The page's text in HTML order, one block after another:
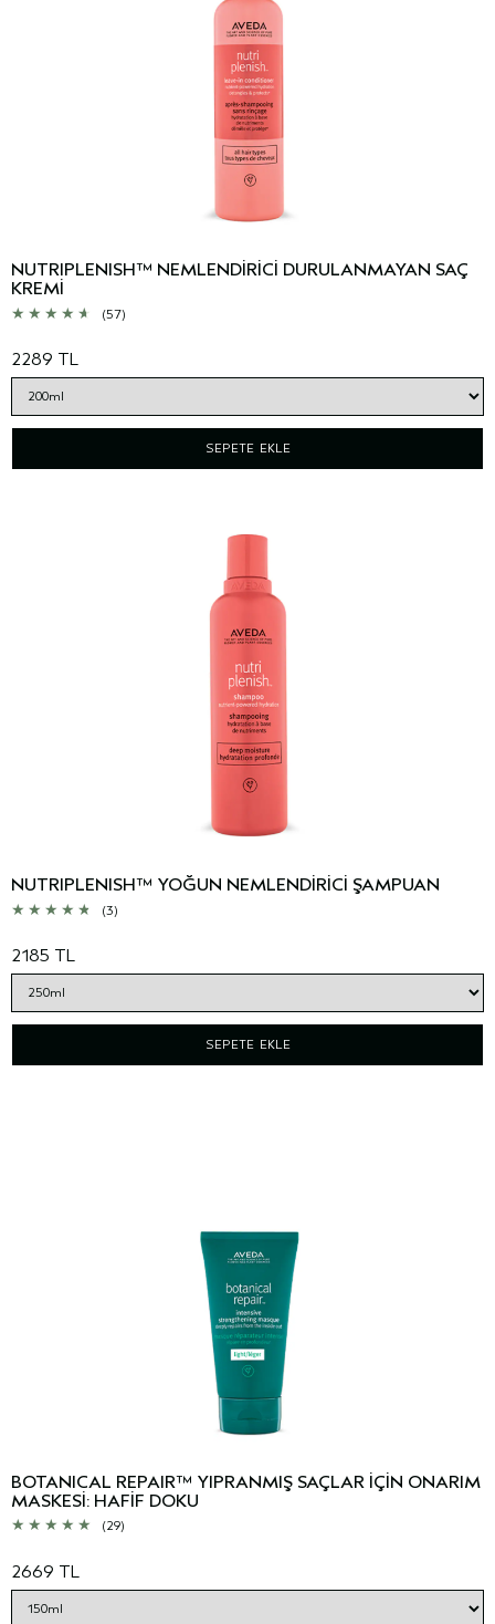
NUTRIPLENISH™ NEMLENDİRİCİ DURULANMAYAN SAÇ
KREMİ
(57)
2289 TL
SEPETE EKLE
NUTRIPLENISH™ YOĞUN NEMLENDİRİCİ ŞAMPUAN
(3)
2185 TL
SEPETE EKLE
BOTANICAL REPAIR™ YIPRANMIŞ SAÇLAR İÇİN ONARIM
MASKESİ: HAFİF DOKU
(29)
2669 TL